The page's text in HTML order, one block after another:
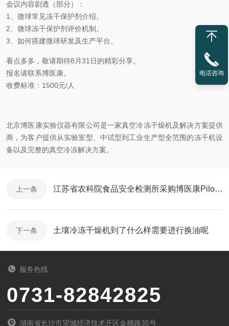
会议内容剧透（部分）：
1、微球常见冻干保护剂介绍。
2、微球冻干保护剂评价机制。
3、如何搭建微球研发及生产平台。
看点多多，敬请期待8月31日的精彩分享。
报名请联系博医康。
收费标准：1500元/人
北京博医康实验仪器有限公司是一家真空冷冻干燥机及解决方案提供
商，为客户提供从实验室型、中试型到工业生产型全范围的冻干机设
备以及完整的真空冷冻解决方案。
上一条 江苏省农科院食品安全检测所采购博医康Pilot2-4LD冻干机
下一条 土壤冷冻干燥机到了什么样需要进行换油呢
服务热线
0731-82842825
湖南省长沙市望城经济技术开区金穗路35号
电话咨询